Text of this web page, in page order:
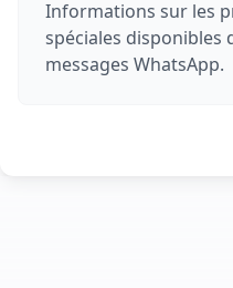
Informations sur les
spéciales disponibles
messages WhatsApp.